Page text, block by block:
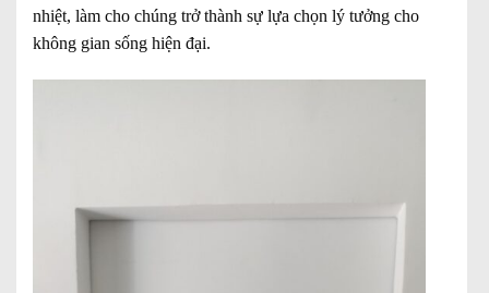
nhiệt, làm cho chúng trở thành sự lựa chọn lý tưởng cho
không gian sống hiện đại.